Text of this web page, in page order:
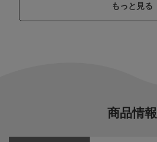
もっと見る
商品情報